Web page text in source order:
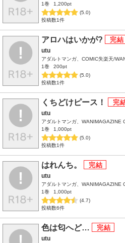
1巻
1,200pt
(5.0)
投稿数1件
アロハはいかが?
utu
アダルトマンガ、COMIC失楽天/
1巻
200pt
(5.0)
投稿数1件
くちどけピース！
utu
アダルトマンガ、WANIMAGAZINE
1巻
1,000pt
(5.0)
投稿数1件
はれんち。
utu
アダルトマンガ、WANIMAGAZINE
1巻
1,000pt
(4.7)
投稿数6件
色は匂へど…
utu